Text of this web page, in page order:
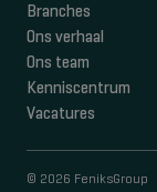
Branches
Ons verhaal
Ons team
Kenniscentrum
Vacatures
© 2026 FeniksGroup